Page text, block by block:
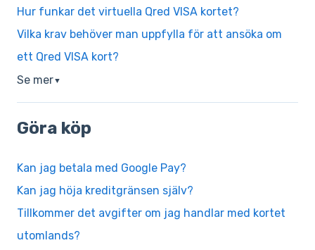
Hur funkar det virtuella Qred VISA kortet?
Vilka krav behöver man uppfylla för att ansöka om
ett Qred VISA kort?
Se mer▼
Göra köp
Kan jag betala med Google Pay?
Kan jag höja kreditgränsen själv?
Tillkommer det avgifter om jag handlar med kortet
utomlands?